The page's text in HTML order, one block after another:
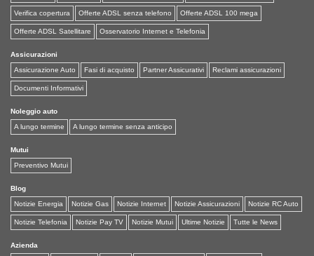
Verifica copertura Offerte ADSL senza telefono Offerte ADSL 100 mega
Offerte ADSL Satellitare Osservatorio Internet e Telefonia
Assicurazioni
Assicurazione Auto
Fasi di acquisto Partner Assicurativi Reclami assicurazioni
Documenti Informativi
Noleggio auto
A lungo termine
A lungo termine senza anticipo
Mutui
Preventivo Mutui
Blog
Notizie Energia
Notizie Gas Notizie Internet Notizie Assicurazioni Notizie RC Auto
Notizie Telefonia Notizie Pay TV Notizie Mutui Ultime Notizie Tutte le News
Azienda